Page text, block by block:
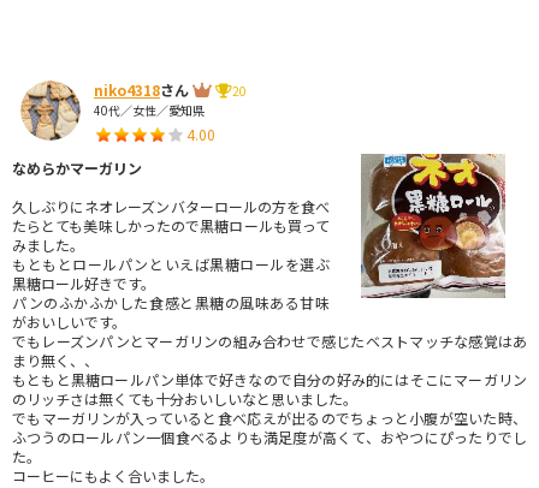
niko4318さん
20
40代／女性／愛知県
4.00
なめらかマーガリン
久しぶりにネオレーズンバターロールの方を食べ
たらとても美味しかったので黒糖ロールも買って
みました。
もともとロールパンといえば黒糖ロールを選ぶ
黒糖ロール好きです。
パンのふかふかした食感と黒糖の風味ある甘味
がおいしいです。
でもレーズンパンとマーガリンの組み合わせで感じたベストマッチな感覚はあ
まり無く、、
もともと黒糖ロールパン単体で好きなので自分の好み的にはそこにマーガリン
のリッチさは無くても十分おいしいなと思いました。
でもマーガリンが入っていると食べ応えが出るのでちょっと小腹が空いた時、
ふつうのロールパン一個食べるよりも満足度が高くて、おやつにぴったりでし
た。
コーヒーにもよく合いました。